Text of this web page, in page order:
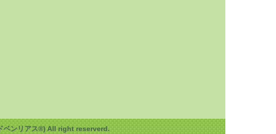
ベンリアス®) All right reserverd.